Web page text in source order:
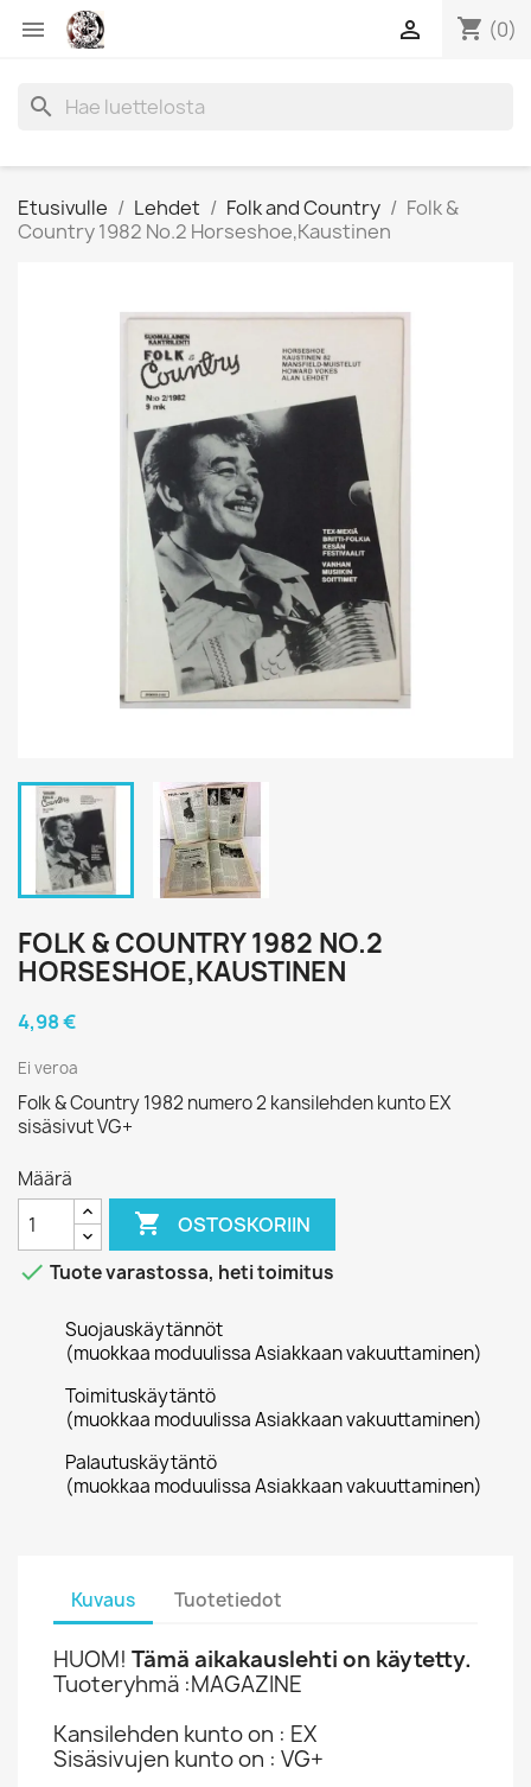
 shopping_cart (0)

search
Etusivulle Lehdet Folk and Country
Folk &
Country 1982 No.2 Horseshoe,Kaustinen
FOLK & COUNTRY 1982 NO.2
HORSESHOE,KAUSTINEN
4,98 €
Ei veroa
Folk & Country 1982 numero 2 kansilehden kunto EX
sisäsivut VG+
Määrä
 OSTOSKORIIN
 Tuote varastossa, heti toimitus
Suojauskäytännöt
(muokkaa moduulissa Asiakkaan vakuuttaminen)
Toimituskäytäntö
(muokkaa moduulissa Asiakkaan vakuuttaminen)
Palautuskäytäntö
(muokkaa moduulissa Asiakkaan vakuuttaminen)
Kuvaus Tuotetiedot
HUOM! Tämä aikakauslehti on käytetty.
Tuoteryhmä :MAGAZINE
Kansilehden kunto on : EX
Sisäsivujen kunto on : VG+